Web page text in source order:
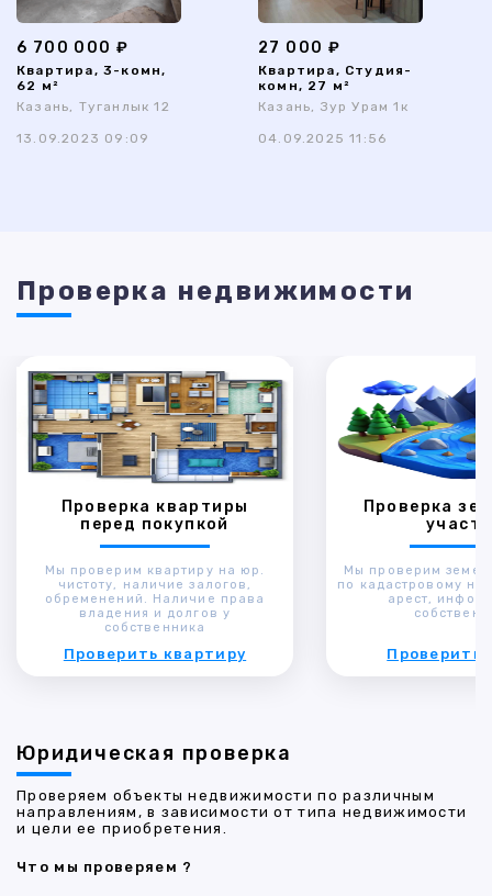
6 700 000 ₽
Квартира, 3-комн,
62 м²
Казань, Туганлык 12
13.09.2023 09:09
27 000 ₽
Квартира, Студия-
комн, 27 м²
Казань, Зур Урам 1к
04.09.2025 11:56
Проверка недвижимости
Проверка квартиры
перед покупкой
Мы проверим квартиру на юр.
чистоту, наличие залогов,
обременений. Наличие права
владения и долгов у
собственника
Проверить квартиру
Проверка
Мы проверим
по кадастровому
арест,
Проверить
Юридическая проверка
Проверяем объекты недвижимости по различным
направлениям, в зависимости от типа недвижимости
и цели ее приобретения.
Что мы проверяем ?